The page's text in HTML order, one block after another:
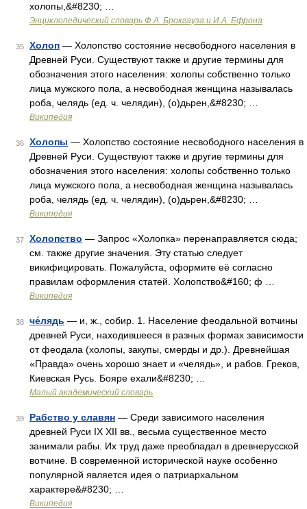
холопы,&#8230; …
Энциклопедический словарь Ф.А. Брокгауза и И.А. Ефрона
35 Холоп — Холопство состояние несвободного населения в
Древней Руси. Существуют также и другие термины для
обозначения этого населения: холопы собственно только
лица мужского пола, а несвободная женщина называлась
роба, челядь (ед. ч. челядин), (о)дьрен,&#8230; …
Википедия
36 Холопы — Холопство состояние несвободного населения в
Древней Руси. Существуют также и другие термины для
обозначения этого населения: холопы собственно только
лица мужского пола, а несвободная женщина называлась
роба, челядь (ед. ч. челядин), (о)дьрен,&#8230; …
Википедия
37 Холопство — Запрос «Холопка» перенаправляется сюда;
см. также другие значения. Эту статью следует
викифицировать. Пожалуйста, оформите её согласно
правилам оформления статей. Холопство&#160; ф …
Википедия
38 че́лядь — и, ж., собир. 1. Население феодальной вотчины
древней Руси, находившееся в разных формах зависимости
от феодала (холопы, закупы, смерды и др.). Древнейшая
«Правда» очень хорошо знает и «челядь», и рабов. Греков,
Киевская Русь. Бояре ехали&#8230; …
Малый академический словарь
39 Рабство у славян — Среди зависимого населения
древней Руси IX XII вв., весьма существенное место
занимали рабы. Их труд даже преобладал в древнерусской
вотчине. В современной исторической науке особенно
популярной является идея о патриархальном
характере&#8230; …
Википедия